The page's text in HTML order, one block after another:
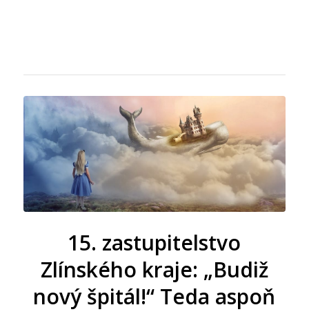
15. zastupitelstvo
Zlínského kraje: „Budiž
nový špitál!“ Teda aspoň